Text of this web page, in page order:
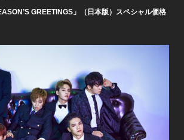
GREETINGS」（日本版）スペシャル価格